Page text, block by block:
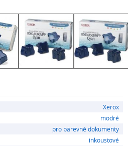
Xerox
modré
pro barevné dokumenty
inkoustové